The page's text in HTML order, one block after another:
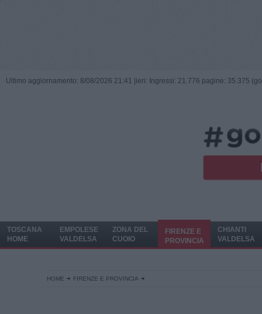
Ultimo aggiornamento: 8/08/2026 21:41 | ieri: Ingressi: 21.776 pagine: 35.375
TOSCANA
HOME
EMPOLESE
VALDELSA
ZONA DEL
CUOIO
FIRENZE E
PROVINCIA
CHIANTI
VALDELSA
HOME FIRENZE E PROVINCIA